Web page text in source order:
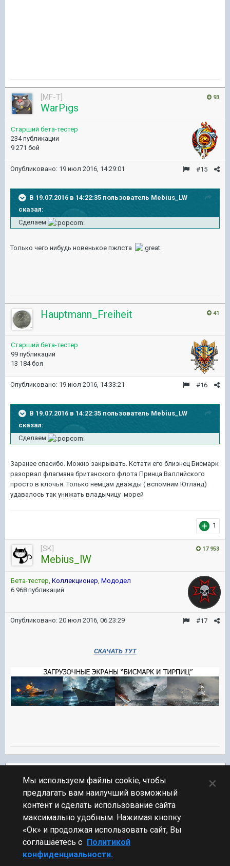
93
[MF-T]
WarPigs
Старший бета-тестер
234 публикации
9 271 бой
#15
Опубликовано: 19 июл 2016, 14:29:01
В 19.07.2016 в 14:22:35 пользователь Mebius_LW
сказал:
Сделаем
Только чего нибудь новенькое пжлста
41
Hauptmann_Freiheit
Старший бета-тестер
99 публикаций
13 184 боя
#16
Опубликовано: 19 июл 2016, 14:33:21
В 19.07.2016 в 14:22:35 пользователь Mebius_LW
сказал:
Сделаем
Заранее спасибо. Можно закрывать. Кстати его близнец Бисмарк
разорвал флагмана британского флота Принца Валлийского
просто в клочья. Только немцам дважды ( вспомним Ютланд)
удавалось так унижать владычицу морей
1
17 953
[SK]
Mebius_lW
Бета-тестер, Коллекционер, Мододел
6 968 публикаций
#17
Опубликовано: 20 июл 2016, 06:23:29
СКАЧАТЬ ТУТ
ПЕРЕЙТИ К СПИСКУ ТЕМ
Флудилка
Стиль
Мы используем файлы cookie, чтобы
предлагать вам наилучший возможный
контент и сделать использование сайта
максимально удобным. Нажимая кнопку
«Ок» и продолжая использовать сайт, Вы
соглашаетесь с Политикой
конфиденциальности.
×